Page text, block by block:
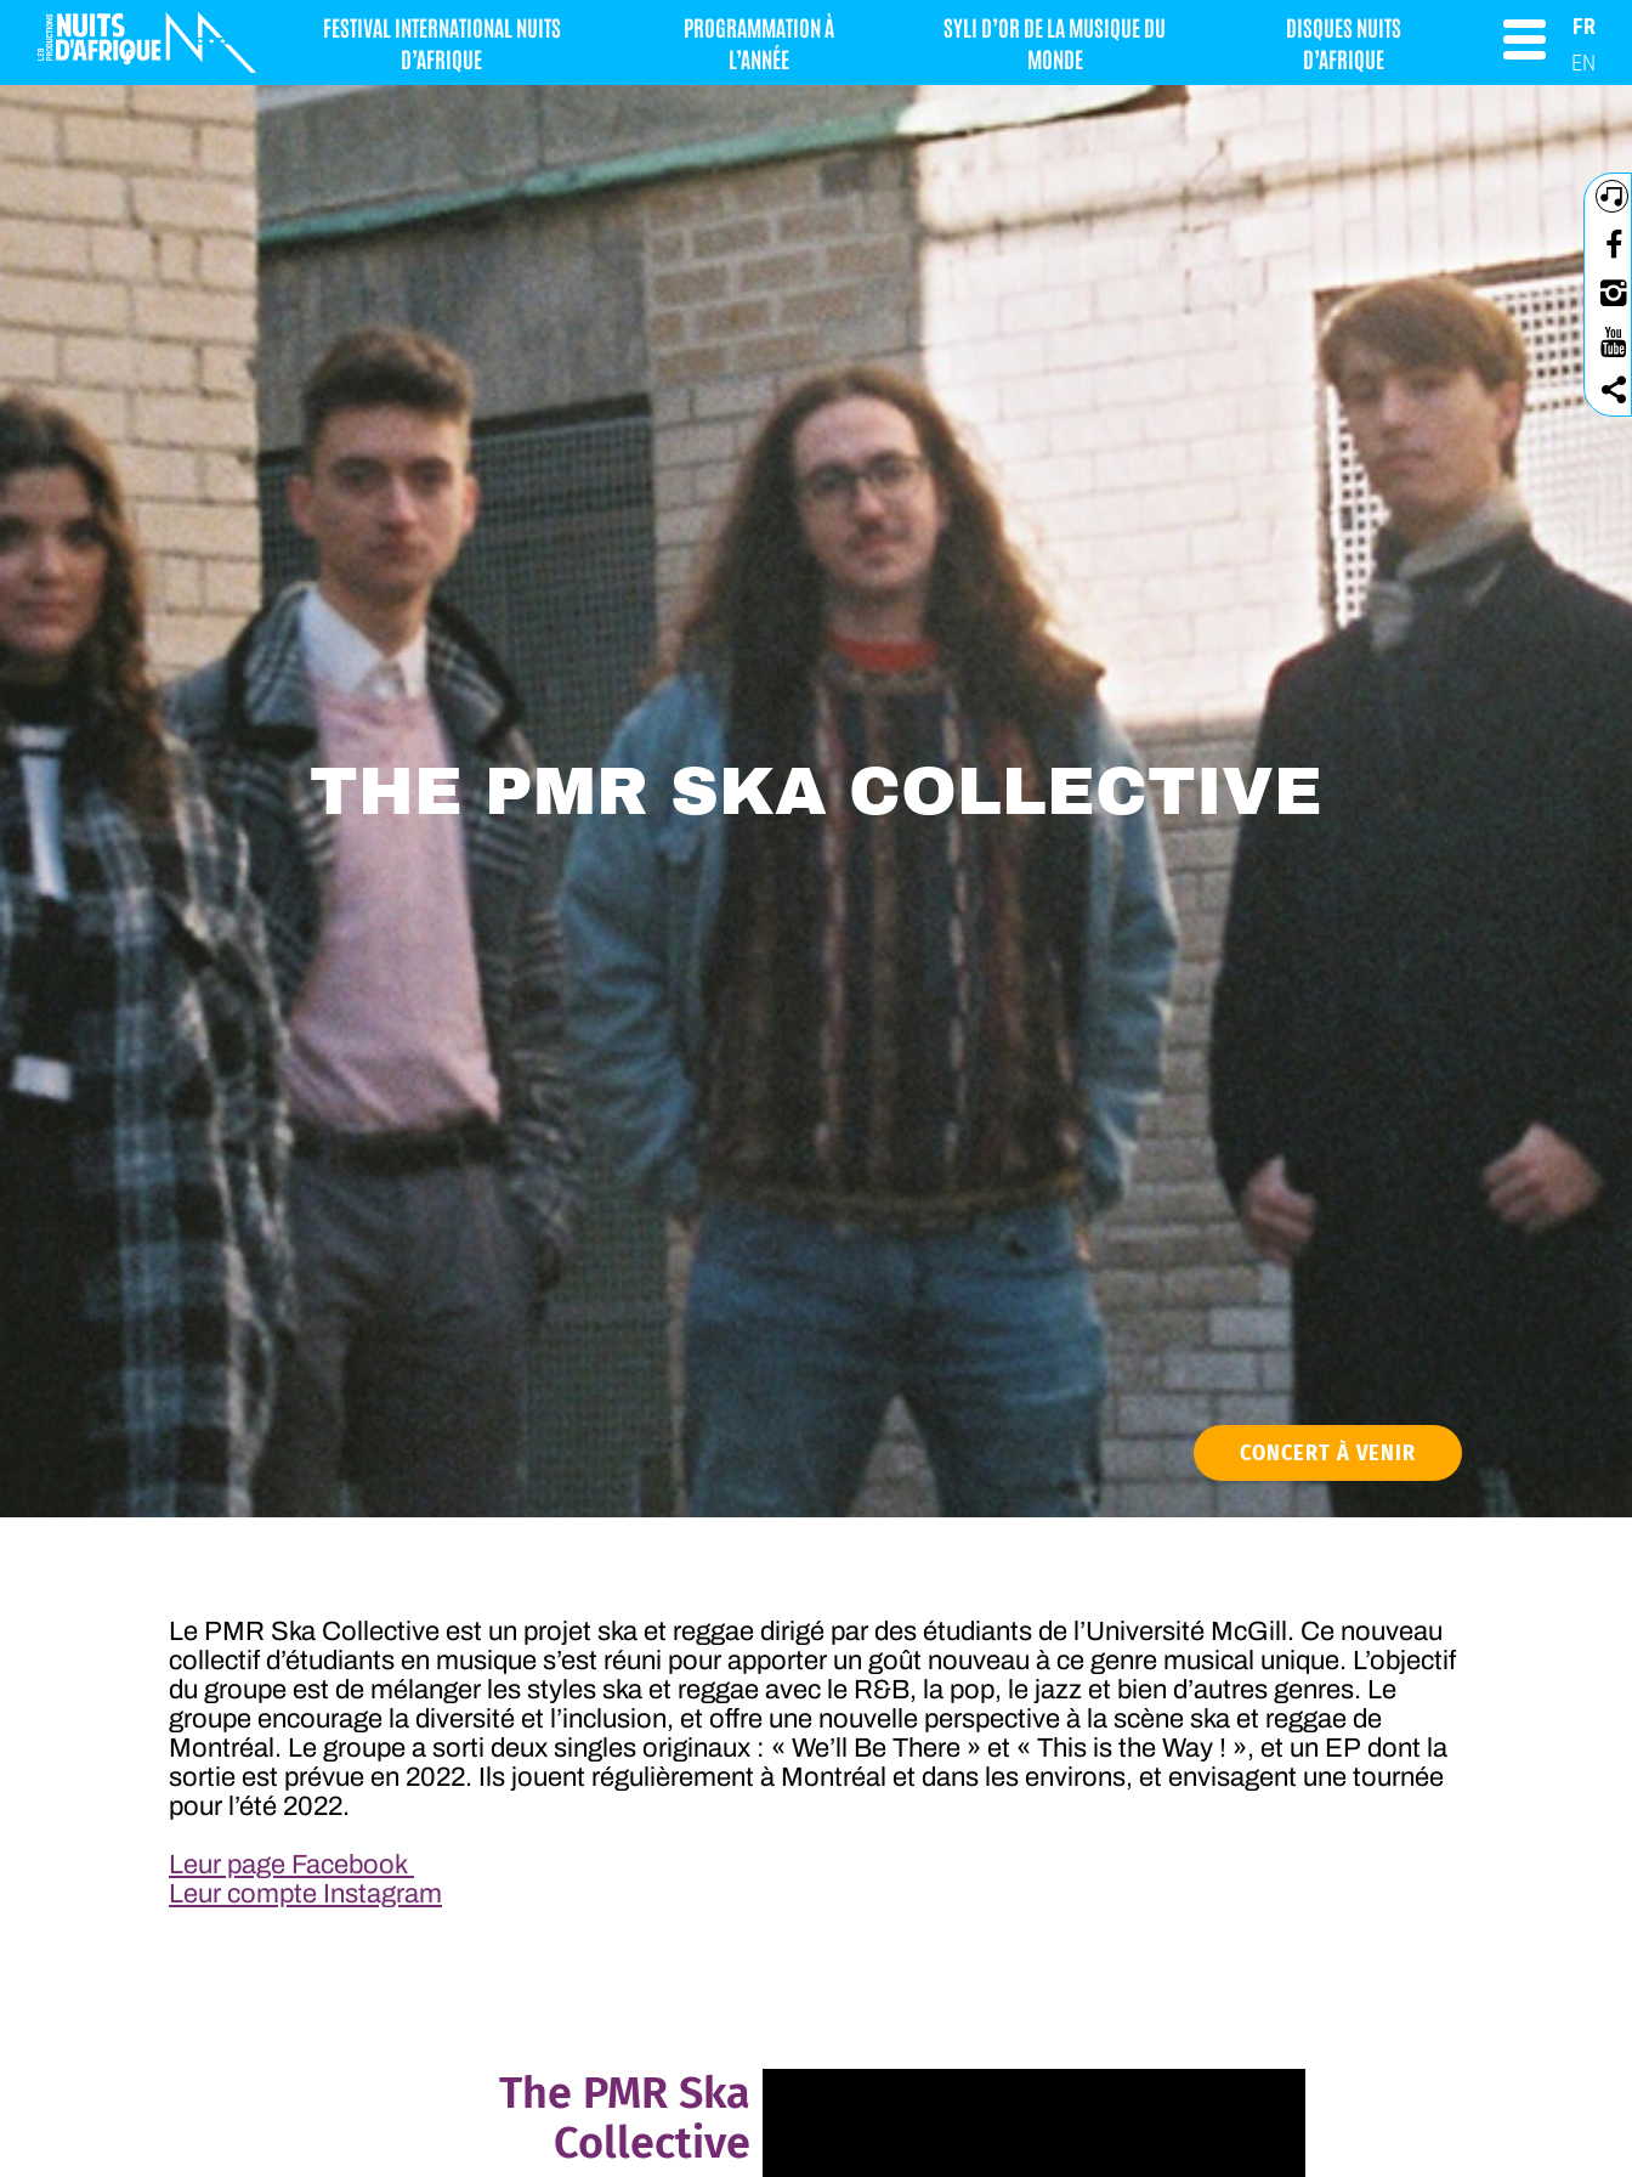
FESTIVAL INTERNATIONAL NUITS
D’AFRIQUE
PROGRAMMATION À
L’ANNÉE
SYLI D’OR DE LA MUSIQUE DU
MONDE
DISQUES NUITS
D’AFRIQUE
FR
EN
THE PMR SKA COLLECTIVE
CONCERT À VENIR
Le PMR Ska Collective est un projet ska et reggae dirigé par des étudiants de l’Université McGill. Ce nouveau
collectif d’étudiants en musique s’est réuni pour apporter un goût nouveau à ce genre musical unique. L’objectif
du groupe est de mélanger les styles ska et reggae avec le R&B, la pop, le jazz et bien d’autres genres. Le
groupe encourage la diversité et l’inclusion, et offre une nouvelle perspective à la scène ska et reggae de
Montréal. Le groupe a sorti deux singles originaux : « We’ll Be There » et « This is the Way ! », et un EP dont la
sortie est prévue en 2022. Ils jouent régulièrement à Montréal et dans les environs, et envisagent une tournée
pour l’été 2022.
Leur page Facebook
Leur compte Instagram
The PMR Ska
Collective